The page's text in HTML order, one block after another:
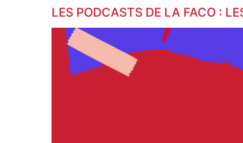
LES PODCASTS DE LA FACO :